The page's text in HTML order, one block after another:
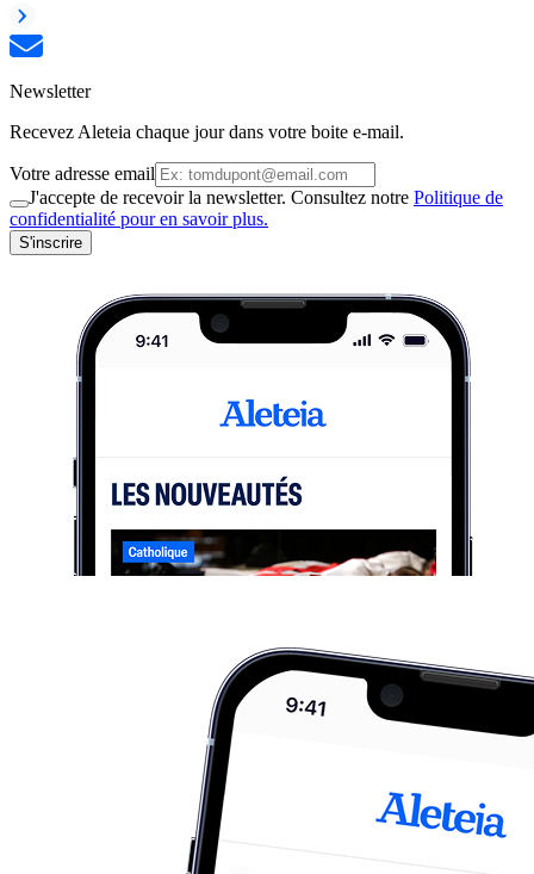
Newsletter
Recevez Aleteia chaque jour dans votre boite e-mail.
Votre adresse email
J'accepte de recevoir la newsletter. Consultez notre Politique de
confidentialité pour en savoir plus.
S'inscrire